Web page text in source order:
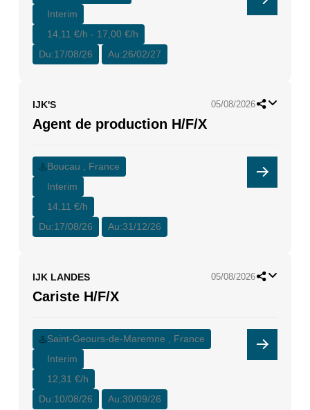
Interim
14,11 €/h - 17,00 €/h
Du:17/08/26 Au:26/02/27
IJK'S 05/08/2026
Agent de production H/F/X
Boucau , France
Interim
14,11 €/h
Du:17/08/26 Au:31/12/26
IJK LANDES 05/08/2026
Cariste H/F/X
Saint-Geours-de-Maremne , France
Interim
12,31 €/h
Du:10/08/26 Au:30/09/26